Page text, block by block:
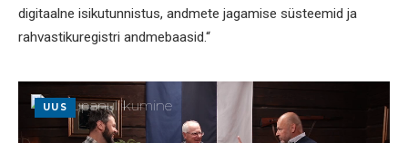
digitaalne isikutunnistus, andmete jagamise süsteemid ja
rahvastikuregistri andmebaasid.“
UUS